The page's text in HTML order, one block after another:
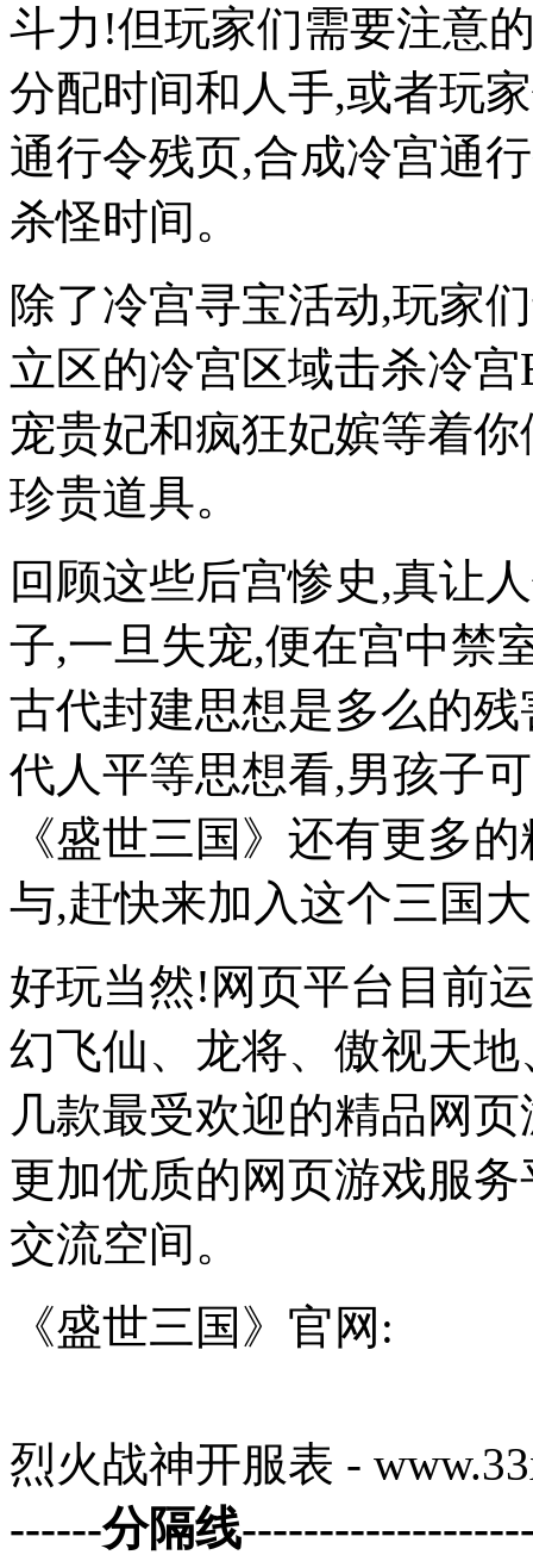
斗力!但玩家们需要注意
分配时间和人手,或者玩
通行令残页,合成冷宫通
杀怪时间。
除了冷宫寻宝活动,玩家
立区的冷宫区域击杀冷宫
宠贵妃和疯狂妃嫔等着
珍贵道具。
回顾这些后宫惨史,真让
子,一旦失宠,便在宫中禁
古代封建思想是多么的
代人平等思想看,男孩子
《盛世三国》还有更多
与,赶快来加入这个三国
好玩当然!网页平台目前
幻飞仙、龙将、傲视天
几款最受欢迎的精品网
更加优质的网页游戏服
交流空间。
《盛世三国》官网:
烈火战神开服表 -
------分隔线